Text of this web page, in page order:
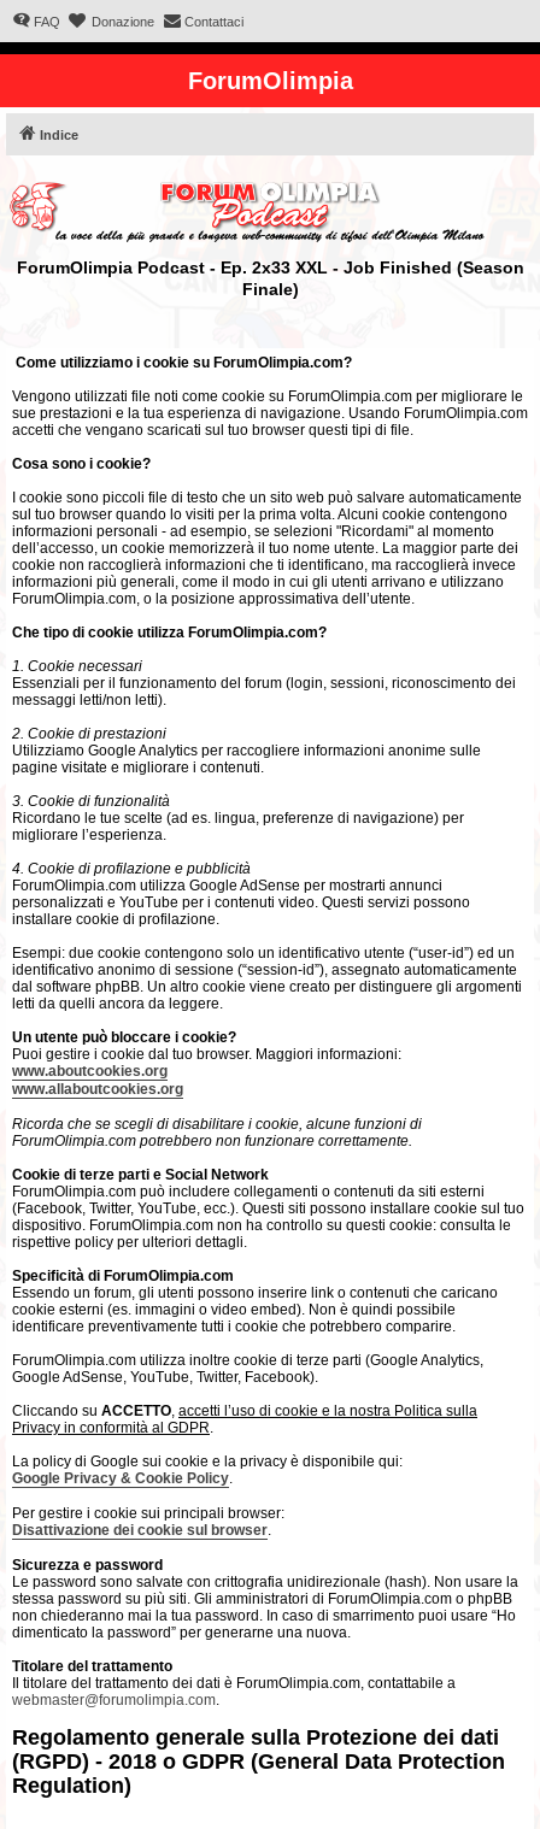
FAQ Donazione Contattaci
ForumOlimpia
Indice
ForumOlimpia Podcast - Ep. 2x33 XXL - Job Finished (Season
Finale)
Come utilizziamo i cookie su ForumOlimpia.com?
Vengono utilizzati file noti come cookie su ForumOlimpia.com per migliorare le
sue prestazioni e la tua esperienza di navigazione. Usando ForumOlimpia.com
accetti che vengano scaricati sul tuo browser questi tipi di file.
Cosa sono i cookie?
I cookie sono piccoli file di testo che un sito web può salvare automaticamente
sul tuo browser quando lo visiti per la prima volta. Alcuni cookie contengono
informazioni personali - ad esempio, se selezioni "Ricordami" al momento
dell’accesso, un cookie memorizzerà il tuo nome utente. La maggior parte dei
cookie non raccoglierà informazioni che ti identificano, ma raccoglierà invece
informazioni più generali, come il modo in cui gli utenti arrivano e utilizzano
ForumOlimpia.com, o la posizione approssimativa dell’utente.
Che tipo di cookie utilizza ForumOlimpia.com?
1. Cookie necessari
Essenziali per il funzionamento del forum (login, sessioni, riconoscimento dei
messaggi letti/non letti).
2. Cookie di prestazioni
Utilizziamo Google Analytics per raccogliere informazioni anonime sulle
pagine visitate e migliorare i contenuti.
3. Cookie di funzionalità
Ricordano le tue scelte (ad es. lingua, preferenze di navigazione) per
migliorare l’esperienza.
4. Cookie di profilazione e pubblicità
ForumOlimpia.com utilizza Google AdSense per mostrarti annunci
personalizzati e YouTube per i contenuti video. Questi servizi possono
installare cookie di profilazione.
Esempi: due cookie contengono solo un identificativo utente (“user-id”) ed un
identificativo anonimo di sessione (“session-id”), assegnato automaticamente
dal software phpBB. Un altro cookie viene creato per distinguere gli argomenti
letti da quelli ancora da leggere.
Un utente può bloccare i cookie?
Puoi gestire i cookie dal tuo browser. Maggiori informazioni:
www.aboutcookies.org
www.allaboutcookies.org
Ricorda che se scegli di disabilitare i cookie, alcune funzioni di
ForumOlimpia.com potrebbero non funzionare correttamente.
Cookie di terze parti e Social Network
ForumOlimpia.com può includere collegamenti o contenuti da siti esterni
(Facebook, Twitter, YouTube, ecc.). Questi siti possono installare cookie sul tuo
dispositivo. ForumOlimpia.com non ha controllo su questi cookie: consulta le
rispettive policy per ulteriori dettagli.
Specificità di ForumOlimpia.com
Essendo un forum, gli utenti possono inserire link o contenuti che caricano
cookie esterni (es. immagini o video embed). Non è quindi possibile
identificare preventivamente tutti i cookie che potrebbero comparire.
ForumOlimpia.com utilizza inoltre cookie di terze parti (Google Analytics,
Google AdSense, YouTube, Twitter, Facebook).
Cliccando su ACCETTO accetti l’uso di cookie e la nostra Politica sulla
Privacy in conformità al GDPR
La policy di Google sui cookie e la privacy è disponibile qui:
Google Privacy & Cookie Policy
Per gestire i cookie sui principali browser:
Disattivazione dei cookie sul browser
Sicurezza e password
Le password sono salvate con crittografia unidirezionale (hash). Non usare la
stessa password su più siti. Gli amministratori di ForumOlimpia.com o phpBB
non chiederanno mai la tua password. In caso di smarrimento puoi usare “Ho
dimenticato la password” per generarne una nuova.
Titolare del trattamento
Il titolare del trattamento dei dati è ForumOlimpia.com, contattabile a
webmaster@forumolimpia.com
Regolamento generale sulla Protezione dei dati
(RGPD) - 2018 o GDPR (General Data Protection
Regulation)